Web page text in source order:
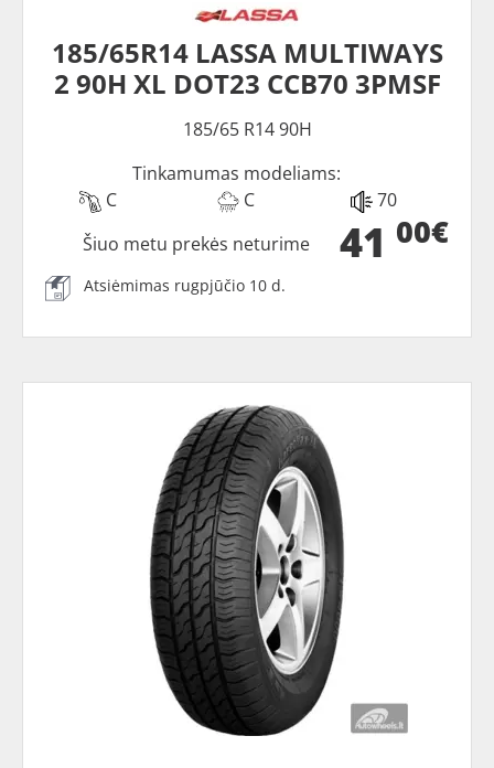
185/65R14 LASSA MULTIWAYS
2 90H XL DOT23 CCB70 3PMSF
185/65 R14 90H
Tinkamumas modeliams:
C
C 70
41 00€
Šiuo metu prekės neturime
Atsiėmimas rugpjūčio 10 d.